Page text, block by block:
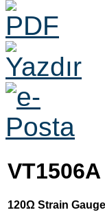
VT1506A
120Ω Strain